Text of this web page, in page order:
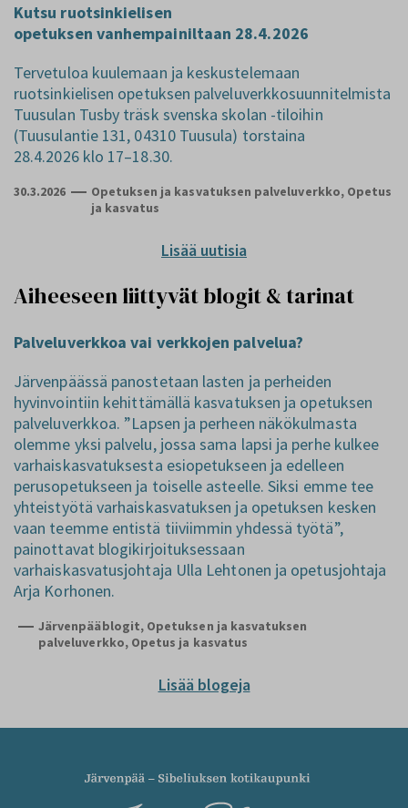
Kutsu ruotsinkielisen
opetuksen vanhempainiltaan 28.4.2026
Tervetuloa kuulemaan ja keskustelemaan
ruotsinkielisen opetuksen palveluverkkosuunnitelmista
Tuusulan Tusby träsk svenska skolan -tiloihin
(Tuusulantie 131, 04310 Tuusula) torstaina
28.4.2026 klo 17–18.30.
30.3.2026
Opetuksen ja kasvatuksen palveluverkko, Opetus
ja kasvatus
Lisää uutisia
Aiheeseen liittyvät blogit & tarinat
Palveluverkkoa vai verkkojen palvelua?
Järvenpäässä panostetaan lasten ja perheiden
hyvinvointiin kehittämällä kasvatuksen ja opetuksen
palveluverkkoa. ”Lapsen ja perheen näkökulmasta
olemme yksi palvelu, jossa sama lapsi ja perhe kulkee
varhaiskasvatuksesta esiopetukseen ja edelleen
perusopetukseen ja toiselle asteelle. Siksi emme tee
yhteistyötä varhaiskasvatuksen ja opetuksen kesken
vaan teemme entistä tiiviimmin yhdessä työtä”,
painottavat blogikirjoituksessaan
varhaiskasvatusjohtaja Ulla Lehtonen ja opetusjohtaja
Arja Korhonen.
Järvenpääblogit, Opetuksen ja kasvatuksen
palveluverkko, Opetus ja kasvatus
Lisää blogeja